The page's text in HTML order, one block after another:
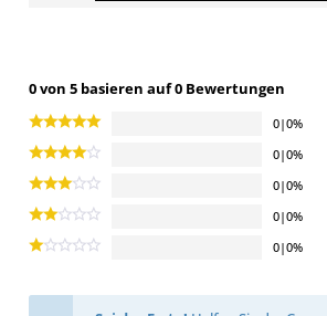
0 von 5 basieren auf 0 Bewertungen
0|0%
0|0%
0|0%
0|0%
0|0%